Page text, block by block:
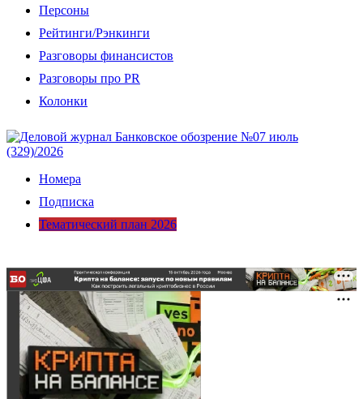
Персоны
Рейтинги/Рэнкинги
Разговоры финансистов
Разговоры про PR
Колонки
Номера
Подписка
Тематический план 2026